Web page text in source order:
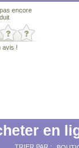
encore
avis !
en